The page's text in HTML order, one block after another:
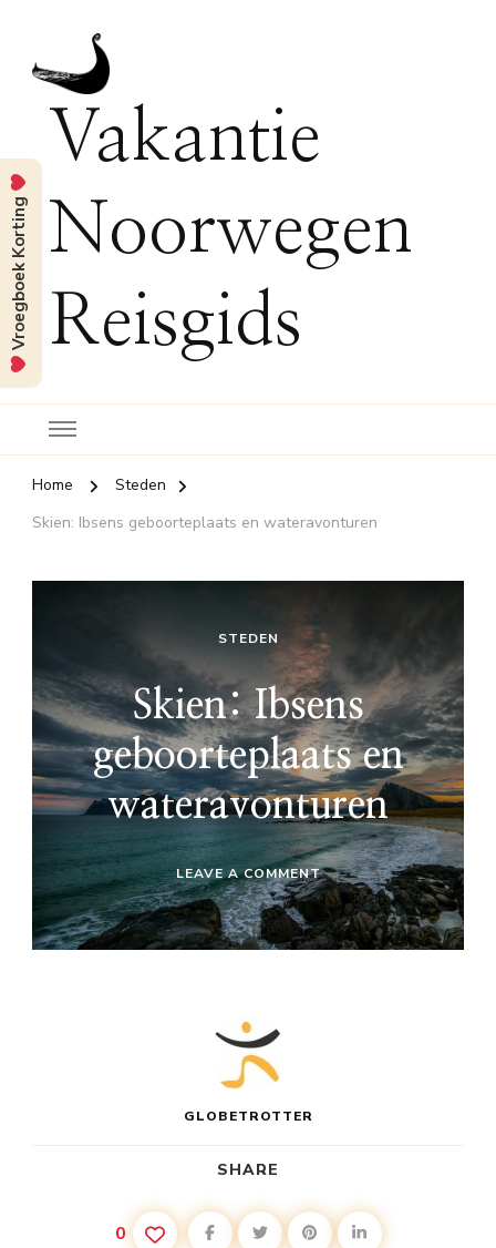
Vakantie
Noorwegen
Reisgids
Home
Steden
Skien: Ibsens geboorteplaats en wateravonturen
STEDEN
Skien: Ibsens
geboorteplaats en
wateravonturen
LEAVE A COMMENTON
SKIEN:
IBSENS
GEBOORTEPLAATS
EN
GLOBETROTTER
SHARE
0
Vroegboek Korting